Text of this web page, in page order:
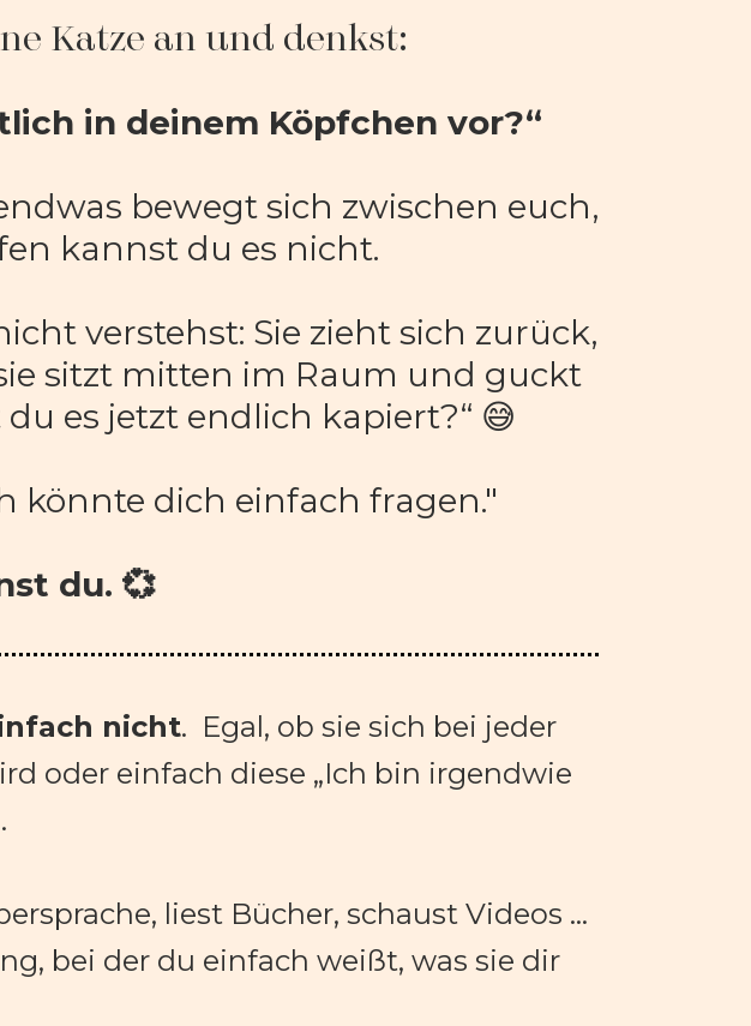
Katze an und denkst:
in deinem Köpfchen vor?“
bewegt sich zwischen euch,
kannst du es nicht.
verstehst: Sie zieht sich zurück,
sitzt mitten im Raum und guckt
es jetzt endlich kapiert?“ 😅
könnte dich einfach fragen."
du. 💞
nicht.  Egal, ob sie sich bei jeder
oder einfach diese „Ich bin irgendwie
bei der du einfach weißt, was sie dir